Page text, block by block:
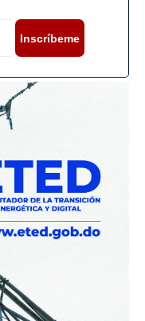
Inscríbeme